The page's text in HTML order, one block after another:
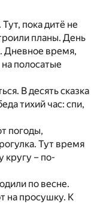
пока дитё не
планы. День
Дневное время,
на полосатые
В десять сказка
тихий час: спи,
погоды,
Тут время
кругу – по-
по весне.
на просушку. К